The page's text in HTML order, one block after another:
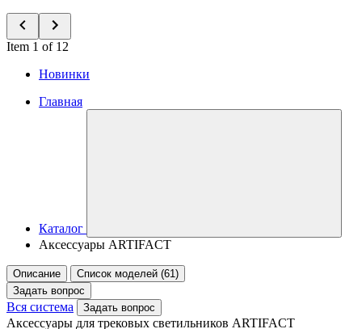
Item 1 of 12
Новинки
Главная
Каталог
Аксессуары ARTIFACT
Описание
Список моделей (61)
Задать вопрос
Вся система Задать вопрос
Аксессуары для трековых светильников ARTIFACT